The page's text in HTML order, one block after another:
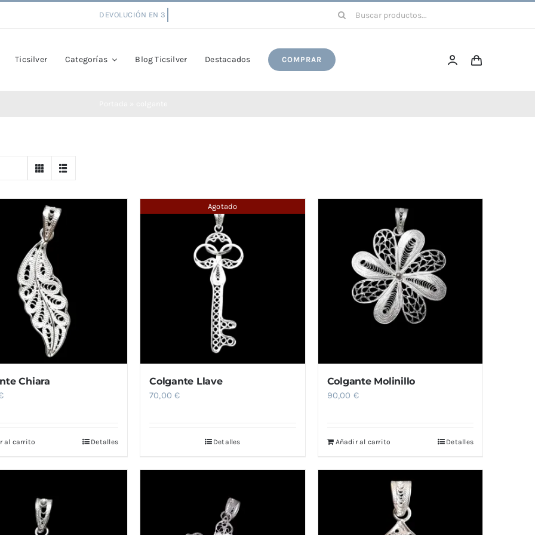
Buscar:
Ticsilver Categorías Blog Ticsilver Destacados COMPRAR
Chiara
al carrito Detalles
Agotado
Colgante Llave
70,00€
Detalles
Colgante Molinillo
90,00 €
Añadir al carrito Detalles